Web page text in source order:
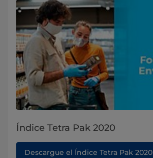
Índice Tetra Pak 2020
Descargue el Índice Tetra Pak 2020